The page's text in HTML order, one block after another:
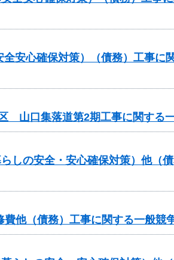
安心確保対策）（債務）工事に
山口集落道第2期工事に関する
の安全・安心確保対策）他（
他（債務）工事に関する一般競